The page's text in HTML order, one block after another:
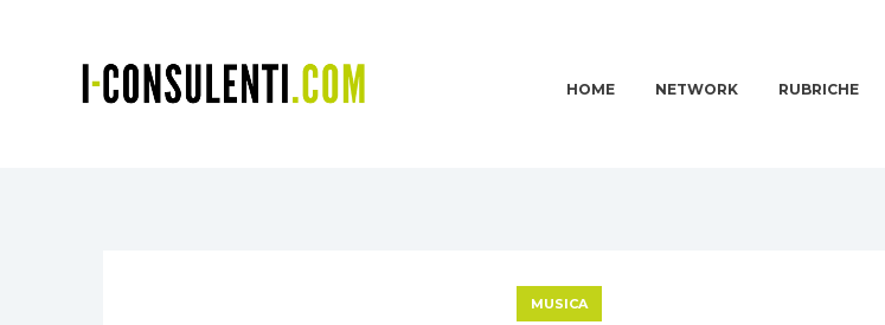
HOME NETWORK RUBRICHE
MUSICA